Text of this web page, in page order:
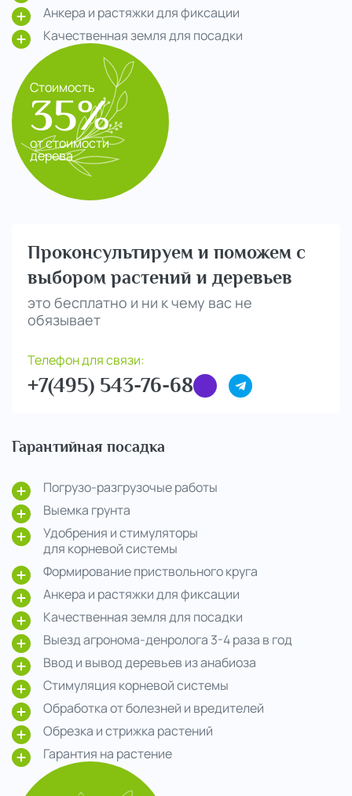
Анкера и растяжки для фиксации
Качественная земля для посадки
Стоимость
35%
от стоимости
дерева
Проконсультируем и поможем с
выбором растений и деревьев
это бесплатно и ни к чему вас не
обязывает
Телефон для связи:
+7(495) 543-76-68
Гарантийная посадка
Погрузо-разгрузочые работы
Выемка грунта
Удобрения и стимуляторы
для корневой системы
Формирование приствольного круга
Анкера и растяжки для фиксации
Качественная земля для посадки
Выезд агронома-денролога 3-4 раза в год
Ввод и вывод деревьев из анабиоза
Стимуляция корневой системы
Обработка от болезней и вредителей
Обрезка и стрижка растений
Гарантия на растение